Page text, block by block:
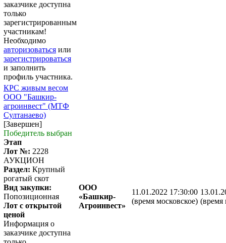
заказчике доступна
только
зарегистрированным
участникам!
Необходимо
авторизоваться или
зарегистрироваться
и заполнить
профиль участника.
КРС живым весом
ООО "Башкир-
агроинвест" (МТФ
Султанаево)
[Завершен]
Победитель выбран
Этап
Лот №: 2228
АУКЦИОН
Раздел: Крупный
рогатый скот
Вид закупки:
Попозиционная
Лот с открытой
ценой
Информация о
заказчике доступна
ООО
«Башкир-
Агроинвест»
11.01.2022 17:30:00
(время московское) (время